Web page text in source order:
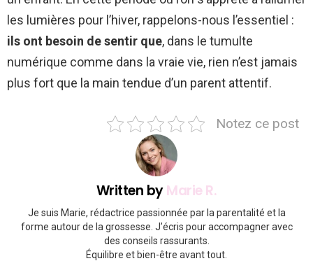
les lumières pour l’hiver, rappelons-nous l’essentiel :
ils ont besoin de sentir que, dans le tumulte
numérique comme dans la vraie vie, rien n’est jamais
plus fort que la main tendue d’un parent attentif.
Notez ce post
Written byMarie R.
Je suis Marie, rédactrice passionnée par la parentalité et la
forme autour de la grossesse. J’écris pour accompagner avec
des conseils rassurants.
Équilibre et bien-être avant tout.